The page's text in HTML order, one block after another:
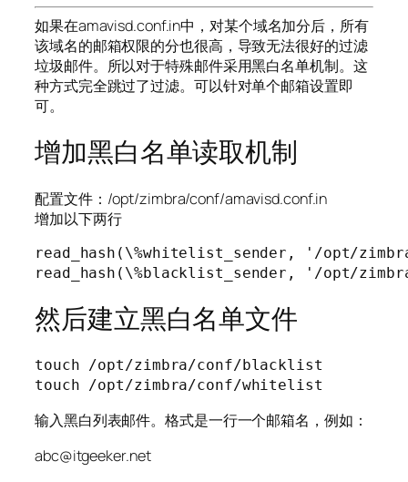
如果在amavisd.conf.in中，对某个域名加分后，所有
该域名的邮箱权限的分也很高，导致无法很好的过滤
垃圾邮件。所以对于特殊邮件采用黑白名单机制。这
种方式完全跳过了过滤。可以针对单个邮箱设置即
可。
增加黑白名单读取机制
配置文件：/opt/zimbra/conf/amavisd.conf.in
增加以下两行
read_hash(\%whitelist_sender, '/opt/
read_hash(\%blacklist_sender, '/opt/
然后建立黑白名单文件
touch /opt/zimbra/conf/blacklist
touch /opt/zimbra/conf/whitelist
输入黑白列表邮件。格式是一行一个邮箱名，例如：
abc@itgeeker.net